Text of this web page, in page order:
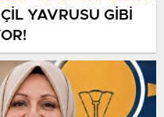
YAVRUSU GİBİ